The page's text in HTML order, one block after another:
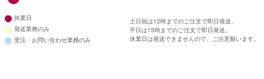
休業日
発送業務のみ
受注・お問い合わせ業務のみ
土日祝は12時までのご注文で即日発送。
平日は15時までのご注文で即日発送。
休業日は発送できませんので、ご注意願います。